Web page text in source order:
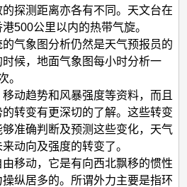
探测距离亦各有不同。天文台在
500公里以内的热带气旋。
气象图分析仍然是天气预报员的
候，地面气象图每小时分析一
。
动趋势和风暴强度等资料，而且
转变有更深切的了解。这些转变
准确判断及预测这些变化，天气
动向及强度的转变了。
移动，它是有向西北飘移的惯性
纵居多的。所谓外力主要是指环